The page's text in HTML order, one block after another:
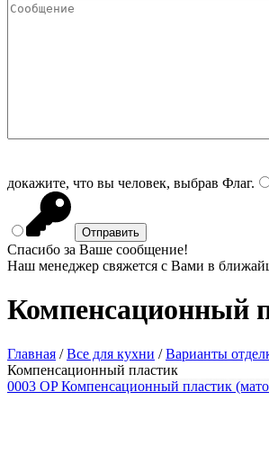
докажите, что вы человек, выбрав Флаг.
Спасибо за Ваше сообщение!
Наш менеджер свяжется с Вами в
Компенсационный
Главная /Все для кухни /Варианты
Компенсационный пластик
0003 OP Компенсационный пластик